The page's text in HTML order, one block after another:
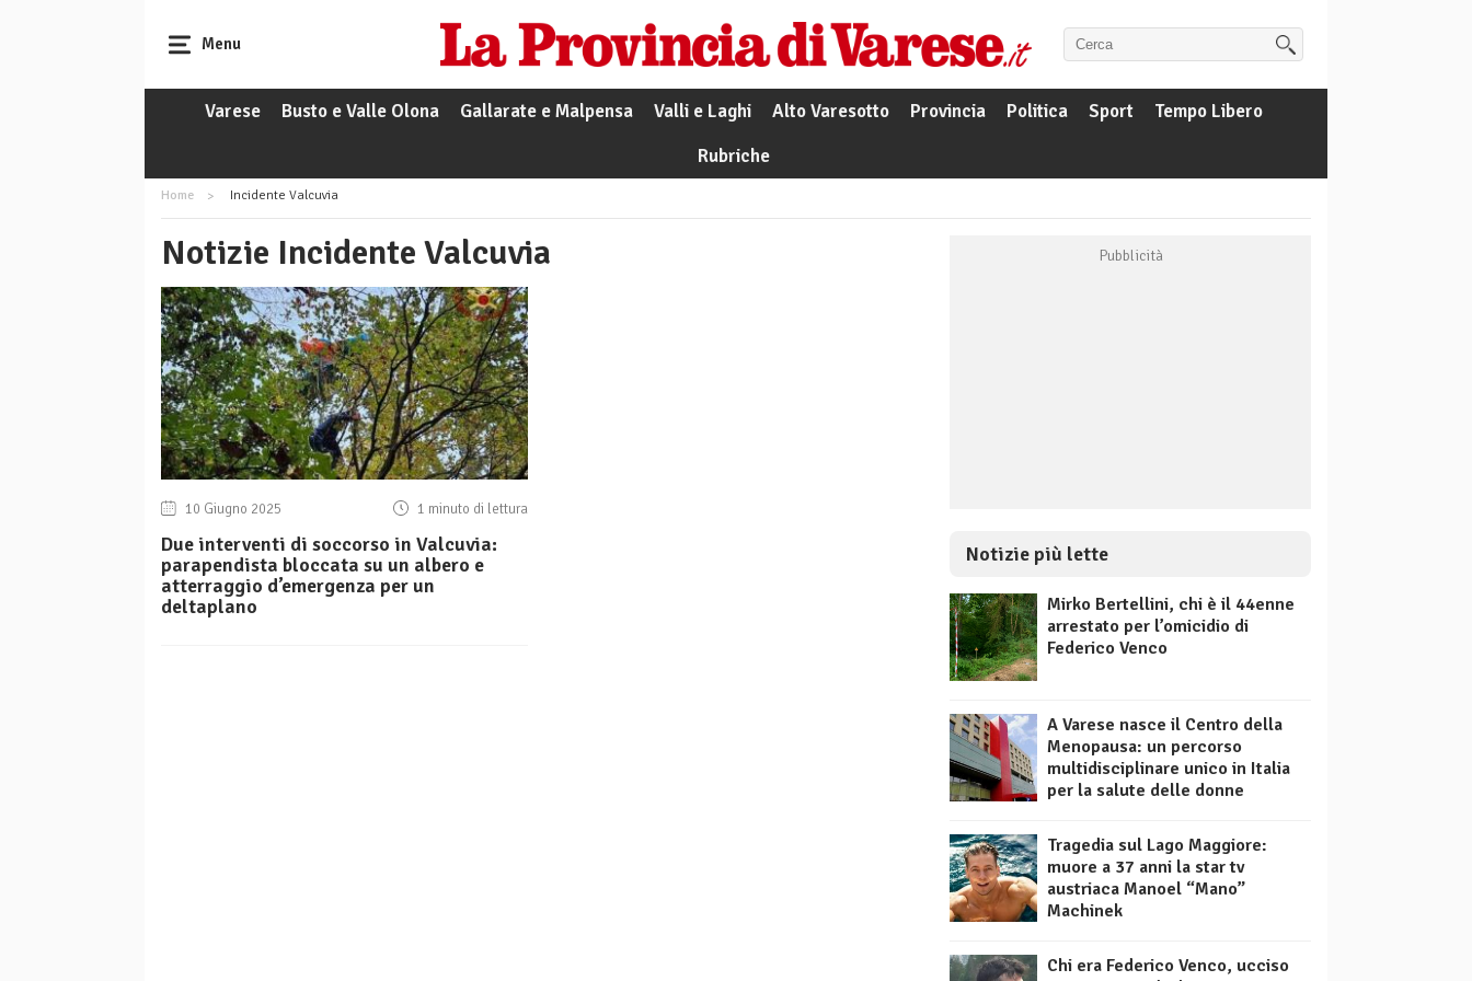
Menu
Varese Busto e Valle Olona Gallarate e Malpensa Valli e Laghi Alto Varesotto Provincia Politica Sport
Tempo Libero
Rubriche
Home Incidente Valcuvia
Notizie Incidente Valcuvia
10 Giugno 2025 1 minuto di lettura
Due interventi di soccorso in Valcuvia:
parapendista bloccata su un albero e
atterraggio d’emergenza per un
deltaplano
Notizie più lette
Mirko Bertellini, chi è il 44enne
arrestato per l’omicidio di
Federico Venco
A Varese nasce il Centro della
Menopausa: un percorso
multidisciplinare unico in Italia
per la salute delle donne
Tragedia sul Lago Maggiore:
muore a 37 anni la star tv
austriaca Manoel “Mano”
Machinek
Chi era Federico Venco, ucciso